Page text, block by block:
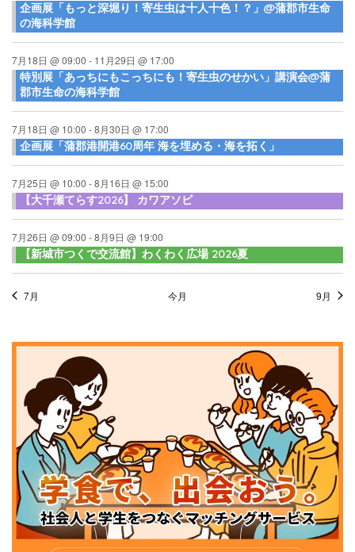
企画展「もっと深堀り！寄生虫は十人十色！？」@蒲郡市生命
の海科学館
7月18日 @ 09:00 - 11月29日 @ 17:00
特別展「あっちにもこっちにも！寄生虫のせかい」講演会@蒲
郡市生命の海科学館
7月18日 @ 10:00 -8月30日 @ 17:00
企画展「蒲郡港開港60周年 海を埋める・海を拓く」
7月25日 @ 10:00 -8月16日 @ 15:00
【大千瀬てらす2026】 カワアソビ
7月26日 @ 09:00 -8月9日 @ 19:00
【新城市つくで交流館】わくわく広場 2026夏
7月 今月 9月